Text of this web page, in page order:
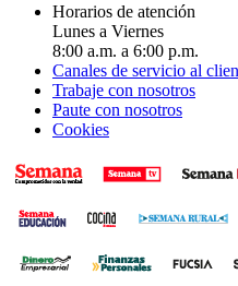
Horarios de atención
Lunes a Viernes
8:00 a.m. a 6:00 p.m.
Canales de servicio al
Trabaje con nosotros
Paute con nosotros
Cookies